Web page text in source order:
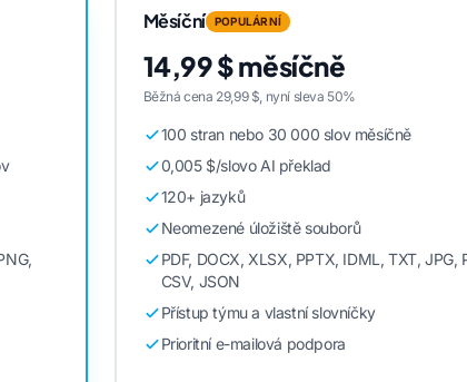
Měsíční POPULÁRNÍ
14,99 $ měsíčně
Běžná cena 29,99 $, nyní sleva 50%
100 stran nebo 30 000 slov měsíčně
0,005 $/slovo AI překlad
120+ jazyků
Neomezené úložiště souborů
PDF, DOCX, XLSX, PPTX, IDML, TXT, JPG,
CSV, JSON
Přístup týmu a vlastní slovníčky
Prioritní e-mailová podpora